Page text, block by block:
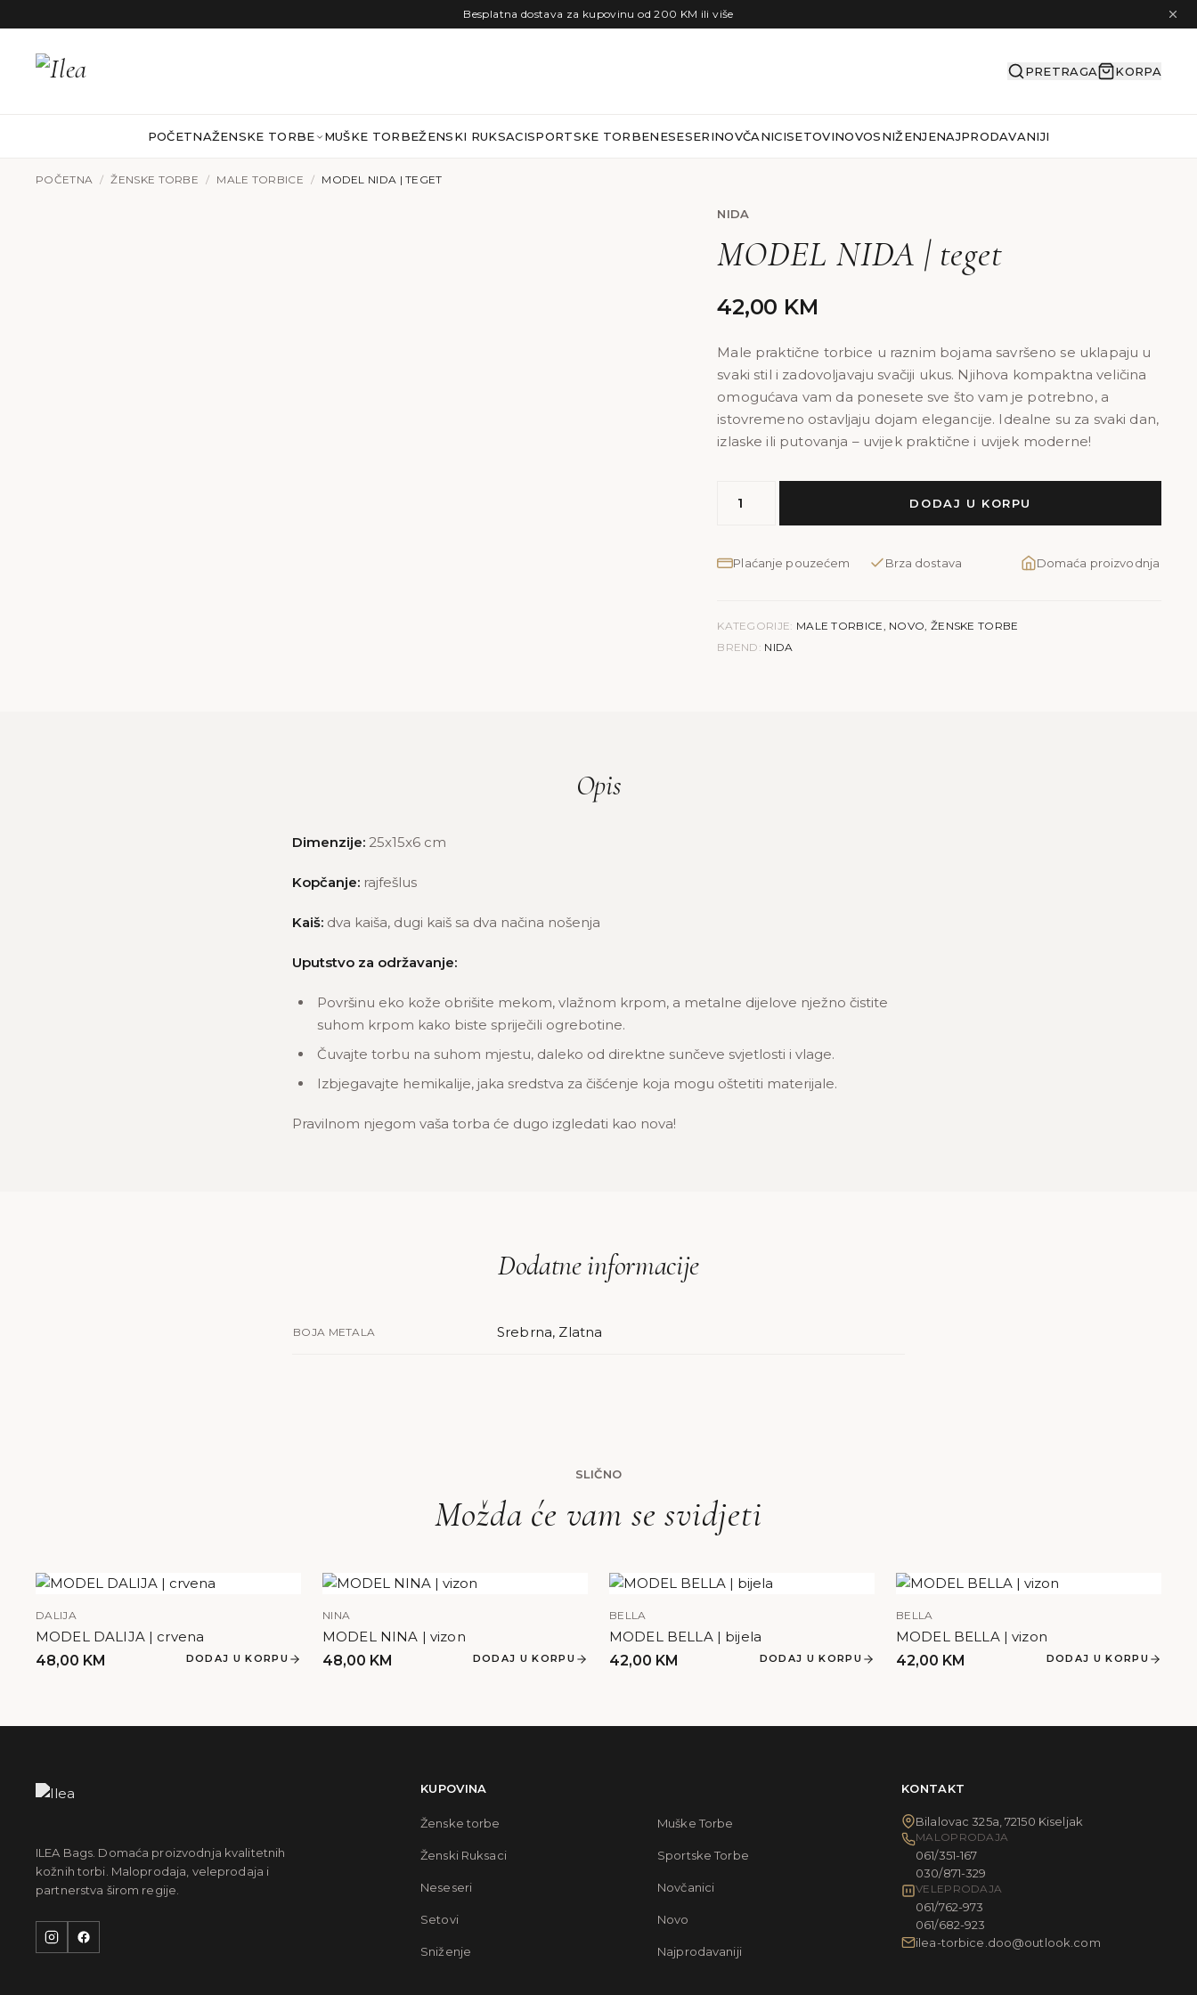
Besplatna dostava za kupovinu od 200 KM ili više
PRETRAGA KORPA
POČETNAŽENSKE TORBE MUŠKE TORBEŽENSKI RUKSACISPORTSKE TORBENESESERINOVČANICISETOVINOVOSNIŽENJENAJPRODAVANIJI
POČETNA / ŽENSKE TORBE / MALE TORBICE / MODEL NIDA | TEGET
NIDA
MODEL NIDA | teget
42,00 KM
Male praktične torbice u raznim bojama savršeno se uklapaju u
svaki stil i zadovoljavaju svačiji ukus. Njihova kompaktna veličina
omogućava vam da ponesete sve što vam je potrebno, a
istovremeno ostavljaju dojam elegancije. Idealne su za svaki dan,
izlaske ili putovanja – uvijek praktične i uvijek moderne!
NIDA
teget
DODAJ U KORPU
Plaćanje pouzećem Brza dostava Domaća proizvodnja
KATEGORIJE: MALE TORBICE, NOVO, ŽENSKE TORBE
BREND: NIDA
Opis
Dimenzije: 25x15x6 cm
Kopčanje: rajfešlus
Kaiš: dva kaiša, dugi kaiš sa dva načina nošenja
Uputstvo za održavanje:
Površinu eko kože obrišite mekom, vlažnom krpom, a metalne dijelove nježno čistite
suhom krpom kako biste spriječili ogrebotine.
Čuvajte torbu na suhom mjestu, daleko od direktne sunčeve svjetlosti i vlage.
Izbjegavajte hemikalije, jaka sredstva za čišćenje koja mogu oštetiti materijale.
Pravilnom njegom vaša torba će dugo izgledati kao nova!
Dodatne informacije
BOJA METALA Srebrna, Zlatna
SLIČNO
Možda će vam se svidjeti
DALIJA
MODEL DALIJA | crvena
48,00 KM DODAJ U KORPU
NINA
MODEL NINA | vizon
48,00 KM DODAJ U KORPU
BELLA
MODEL BELLA | bijela
42,00 KM DODAJ U KORPU
BELLA
MODEL BELLA | vizon
42,00 KM DODAJ U KORPU
ILEA Bags. Domaća proizvodnja kvalitetnih
kožnih torbi. Maloprodaja, veleprodaja i
partnerstva širom regije.
KUPOVINA
Ženske torbe Muške Torbe
Ženski Ruksaci Sportske Torbe
Neseseri Novčanici
Setovi Novo
Sniženje Najprodavaniji
KONTAKT
Bilalovac 325a, 72150 Kiseljak
MALOPRODAJA
061/351-167
030/871-329
VELEPRODAJA
061/762-973
061/682-923
ilea-torbice.doo@outlook.com